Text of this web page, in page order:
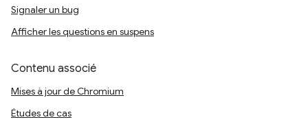
Signaler un bug
Afficher les questions en suspens
Contenu associé
Mises à jour de Chromium
Études de cas